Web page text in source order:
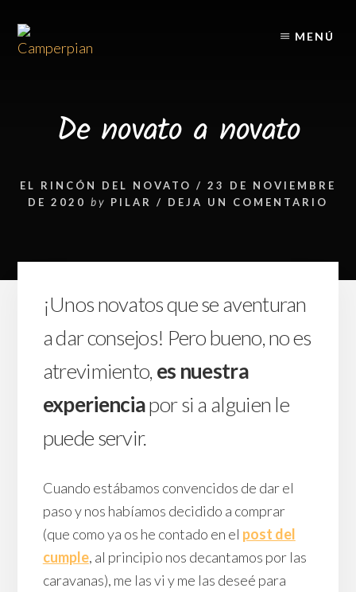
content
footer
MENÚ
De novato a novato
EL RINCÓN DEL NOVATO / 23 DE NOVIEMBRE
DE 2020 by PILAR / DEJA UN COMENTARIO
¡Unos novatos que se aventuran
a dar consejos! Pero bueno, no es
atrevimiento, es nuestra
experienciapor si a alguien le
puede servir.
Cuando estábamos convencidos de dar el
paso y nos habíamos decidido a comprar
(que como ya os he contado en el post del
cumple, al principio nos decantamos por las
caravanas), me las vi y me las deseé para